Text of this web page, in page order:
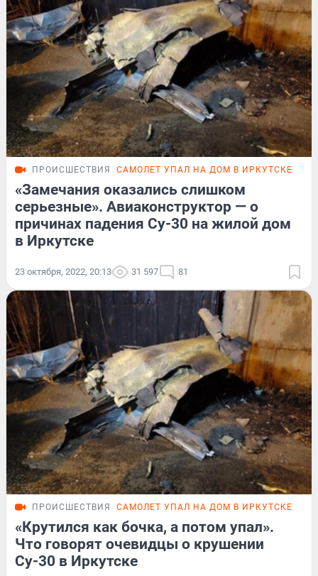
ПРОИСШЕСТВИЯ САМОЛЕТ УПАЛ НА ДОМ В ИРКУТСКЕ
«Замечания оказались слишком
серьезные». Авиаконструктор — о
причинах падения Су-30 на жилой дом
в Иркутске
23 октября, 2022, 20:13 31 597 81
ПРОИСШЕСТВИЯ САМОЛЕТ УПАЛ НА ДОМ В ИРКУТСКЕ
«Крутился как бочка, а потом упал».
Что говорят очевидцы о крушении
Су-30 в Иркутске